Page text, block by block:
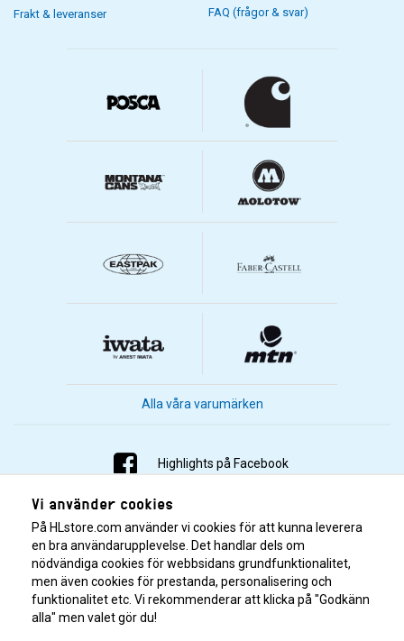
Frakt & leveranser
FAQ (frågor & svar)
Alla våra varumärken
Highlights på Facebook
Highlights på Instagram
Highlights på Youtube
Highlights på Tiktok
Vi använder cookies
På HLstore.com använder vi cookies för att kunna leverera
en bra användarupplevelse. Det handlar dels om
nödvändiga cookies för webbsidans grundfunktionalitet,
men även cookies för prestanda, personalisering och
funktionalitet etc. Vi rekommenderar att klicka på "Godkänn
alla" men valet gör du!